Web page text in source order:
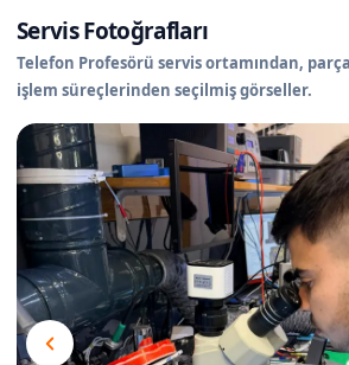
Servis Fotoğrafları
Telefon Profesörü servis ortamından,
işlem süreçlerinden seçilmiş görseller.